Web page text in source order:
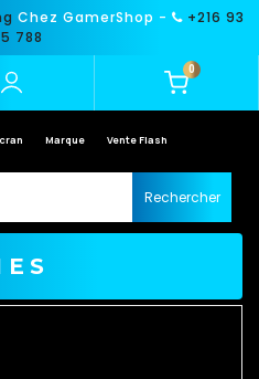
Chez GamerShop -
+216 93
788
0
Marque Vente Flash
Rechercher